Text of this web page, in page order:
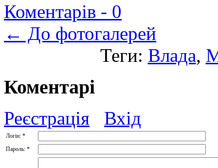
Коментарів - 0
← До фотогалерей
Теги: Влада,
Коментарі
Реєстрація Вхід
Логін: *
Пароль: *